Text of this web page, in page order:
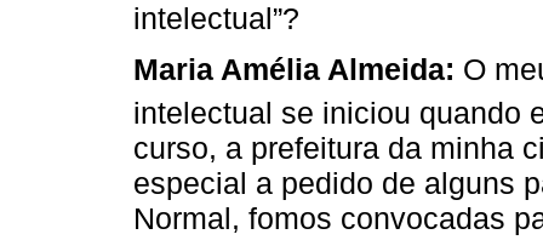
intelectual”?
Maria Amélia Almeida: O
intelectual se iniciou quando
curso, a prefeitura da minha
especial a pedido de alguns
Normal, fomos convocadas